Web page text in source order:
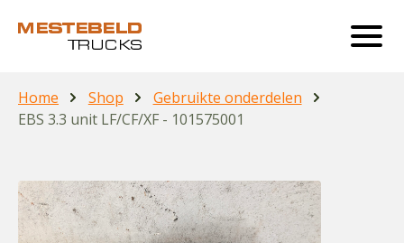
Home Shop
Gebruikte onderdelen
EBS 3.3 unit LF/CF/XF - 101575001